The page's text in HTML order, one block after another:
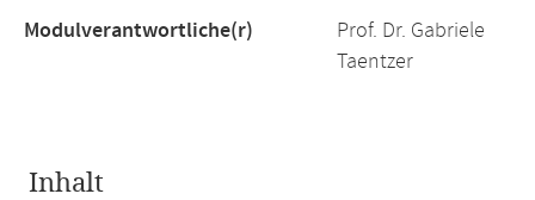
Modulverantwortliche(r)
Prof. Dr. Gabriele
Taentzer
Inhalt